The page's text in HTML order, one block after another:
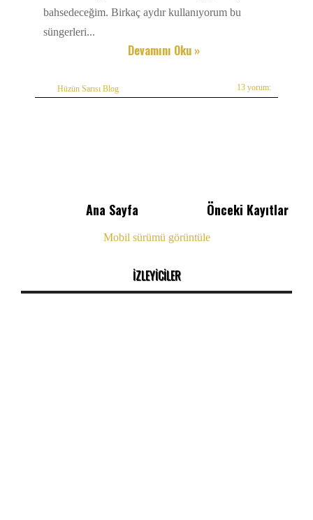
bahsedeceğim. Birkaç aydır kullanıyorum bu
süngerleri...
Devamını Oku »
Hüzün Sarısı Blog 13 yorum:
Önceki Kayıtlar
Ana Sayfa
Mobil sürümü görüntüle
İZLEYİCİLER